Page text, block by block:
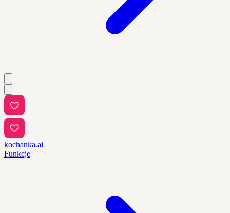
kochanka.ai
Funkcje